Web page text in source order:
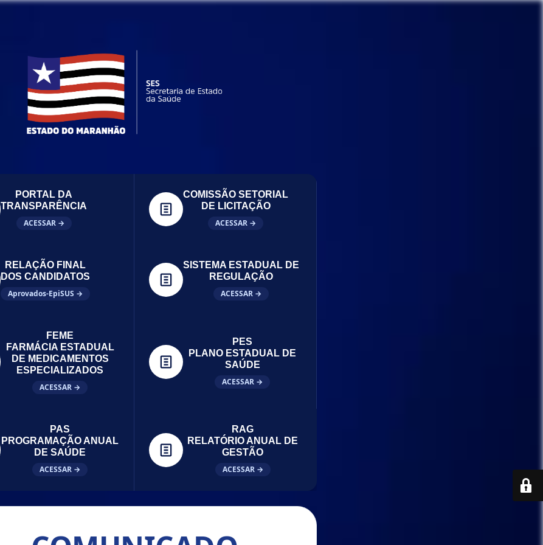
PORTAL DA
TRANSPARÊNCIA
ACESSAR →
COMISSÃO SETORIAL
DE LICITAÇÃO
ACESSAR →
RELAÇÃO FINAL
DOS CANDIDATOS
Aprovados-EpiSUS →
SISTEMA ESTADUAL DE
REGULAÇÃO
ACESSAR →
FEME
FARMÁCIA ESTADUAL
DE MEDICAMENTOS
ESPECIALIZADOS
ACESSAR →
PES
PLANO ESTADUAL DE
SAÚDE
ACESSAR →
PAS
PROGRAMAÇÃO ANUAL
DE SAÚDE
ACESSAR →
RAG
RELATÓRIO ANUAL DE
GESTÃO
ACESSAR →